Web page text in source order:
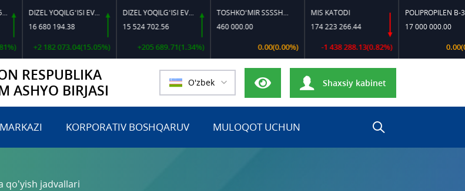
DIZEL YOQILG‘ISI EVRO L-K-4
16 680 194.38
+2 182 073.04(15.05%)
DIZEL YOQILG‘ISI EVRO-L II K-4 SSDF
15 524 702.56
+205 689.71(1.34%)
TOSHKO‘MIR SSSSH-13
460 000.00
0.00(0.00%)
MIS KATODI
174 223 266.44
-1 438 288.13(0.82%)
POLIPROPILEN B-320
17 000 000.00
RESPUBLIKA
ASHYO BIRJASI
O'zbek Shaxsiy kabinet
KORPORATIV BOSHQARUV MULOQOT UCHUN
qo'yish jadvallari